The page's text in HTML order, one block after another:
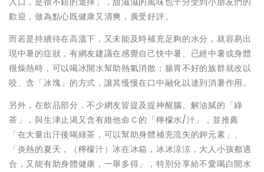
歡迎，做為點心既健康又清爽，廣受好評。
而若是持續待在高溫下，又未能及時補充足夠的水分，就容易出
現中暑的症狀，有網友建議在感覺自己快中暑、已經中暑或身體
很燥熱時，可以喝冰開水幫助熱氣消散；腸胃不好的族群就改以
咬、含「冰塊」的方式，讓其慢慢在口中融化以達到消暑作用。
另外，在飲品部分，不少網友皆提及提神醒腦、解油膩的「綠
茶」，與生津止渴又含有維他命Ｃ的「檸檬水/汁」，並推薦
「在大量出汗後喝綠茶，可以幫助身體補充流失的鉀元素」、
「炎熱的夏天，（檸檬汁）冰在冰箱，冰冰涼涼，大人小孩都適
合，又能有助身體健康，一舉多得」，特別分享給不愛喝白開水